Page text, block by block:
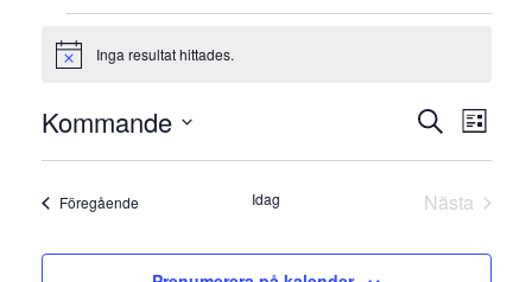
Evenemang
Notis Inga resultat hittades.
and
Views
Sök
Lista
Kommande
Välj
FöregåendeEvenemang Idag
Nästa